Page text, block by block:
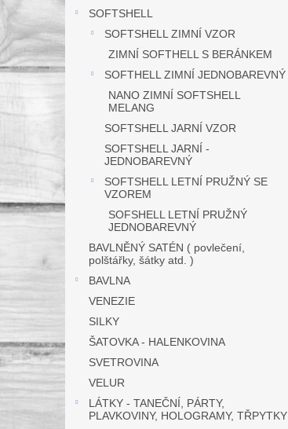
SOFTSHELL
SOFTSHELL ZIMNÍ VZOR
ZIMNÍ SOFTHELL S BERÁNKEM
SOFTHELL ZIMNÍ JEDNOBAREVNÝ
NANO ZIMNÍ SOFTSHELL
MELANG
SOFTSHELL JARNÍ VZOR
SOFTSHELL JARNÍ -
JEDNOBAREVNÝ
SOFTSHELL LETNÍ PRUŽNÝ SE
VZOREM
SOFSHELL LETNÍ PRUŽNÝ
JEDNOBAREVNÝ
BAVLNĚNÝ SATÉN ( povlečení,
polštářky, šátky atd. )
BAVLNA
VENEZIE
SILKY
ŠATOVKA - HALENKOVINA
SVETROVINA
VELUR
LÁTKY - TANEČNÍ, PÁRTY,
PLAVKOVINY, HOLOGRAMY, TŘPYTKY